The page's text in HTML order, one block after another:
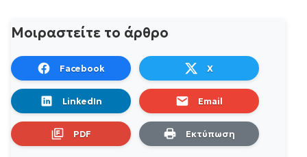
Μοιραστείτε το άρθρο
Facebook X
LinkedIn Email
PDF Εκτύπωση